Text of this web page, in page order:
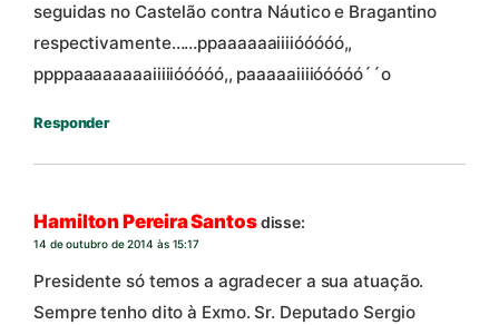
seguidas no Castelão contra Náutico e Bragantino
respectivamente……ppaaaaaaiiiióóóóó,,
ppppaaaaaaaaiiiiióóóóó,, paaaaaiiiióóóóó´´o
Responder
Hamilton Pereira Santosdisse:
14 de outubro de 2014 às 15:17
Presidente só temos a agradecer a sua atuação.
Sempre tenho dito à Exmo. Sr. Deputado Sergio